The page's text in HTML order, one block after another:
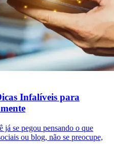
Infalíveis para
se pegou pensando o que
ou blog, não se preocupe,